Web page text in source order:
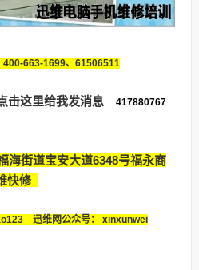
663-1699、61506511
417880767
海街道宝安大道6348号福永商
快修
迅维网公众号： xinxunwei